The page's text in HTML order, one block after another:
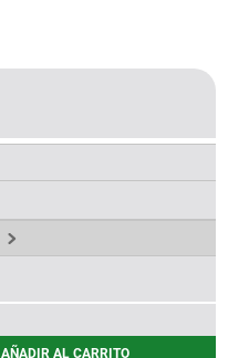
AÑADIR AL CARRITO